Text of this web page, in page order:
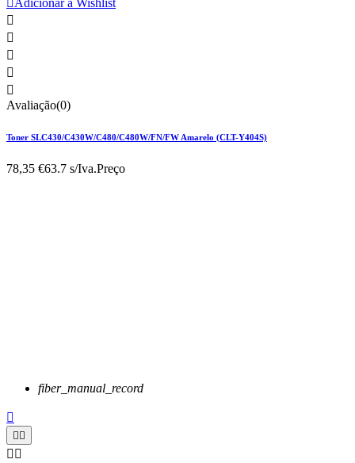
Adicionar à Wishlist





Avaliação(0)
Toner SLC430/C430W/C480/C480W/FN/FW Amarelo (CLT-Y404S)
78,35 €63.7 s/Iva.Preço
fiber_manual_record

 
 